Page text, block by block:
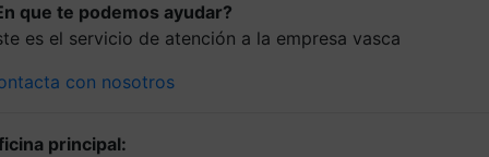
que te podemos ayudar?
es el servicio de atención a la empresa vasca
con nosotros
principal: